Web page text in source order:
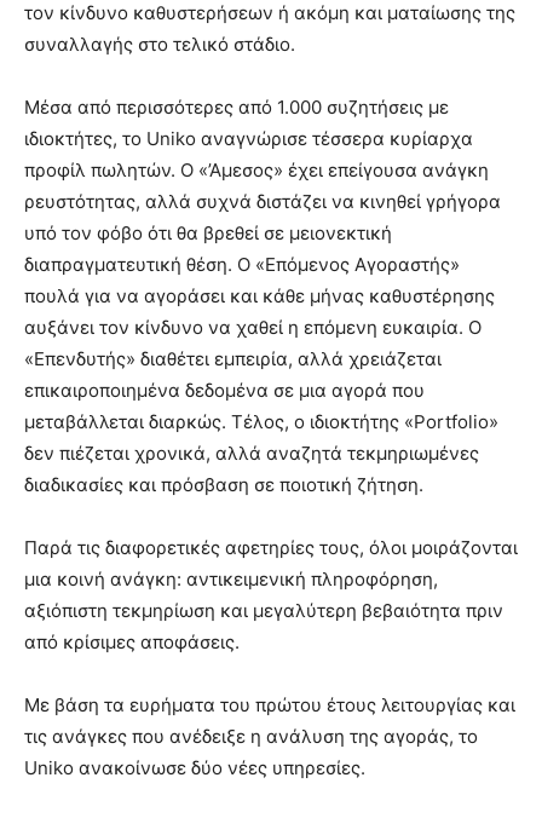
τον κίνδυνο καθυστερήσεων ή ακόμη και ματαίωσης της
συναλλαγής στο τελικό στάδιο.
Μέσα από περισσότερες από 1.000 συζητήσεις με
ιδιοκτήτες, το Uniko αναγνώρισε τέσσερα κυρίαρχα
προφίλ πωλητών. Ο «’Αμεσος» έχει επείγουσα ανάγκη
ρευστότητας, αλλά συχνά διστάζει να κινηθεί γρήγορα
υπό τον φόβο ότι θα βρεθεί σε μειονεκτική
διαπραγματευτική θέση. Ο «Επόμενος Αγοραστής»
πουλά για να αγοράσει και κάθε μήνας καθυστέρησης
αυξάνει τον κίνδυνο να χαθεί η επόμενη ευκαιρία. Ο
«Επενδυτής» διαθέτει εμπειρία, αλλά χρειάζεται
επικαιροποιημένα δεδομένα σε μια αγορά που
μεταβάλλεται διαρκώς. Τέλος, ο ιδιοκτήτης «Portfolio»
δεν πιέζεται χρονικά, αλλά αναζητά τεκμηριωμένες
διαδικασίες και πρόσβαση σε ποιοτική ζήτηση.
Παρά τις διαφορετικές αφετηρίες τους, όλοι μοιράζονται
μια κοινή ανάγκη: αντικειμενική πληροφόρηση,
αξιόπιστη τεκμηρίωση και μεγαλύτερη βεβαιότητα πριν
από κρίσιμες αποφάσεις.
Με βάση τα ευρήματα του πρώτου έτους λειτουργίας και
τις ανάγκες που ανέδειξε η ανάλυση της αγοράς, το
Uniko ανακοίνωσε δύο νέες υπηρεσίες.